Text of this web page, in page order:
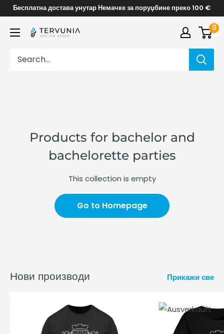
Skip
content
Бесплатна достава унутар Немачке за поруџбине преко 100 €
TERVUNIA
Stores
0
Products for bachelor and
bachelorette parties
This collection is empty
Go to Homepage
Нови производи Прикажи све